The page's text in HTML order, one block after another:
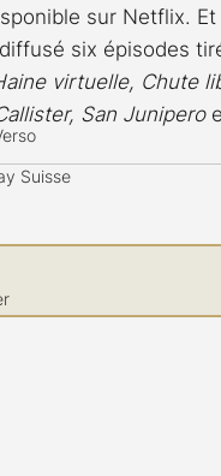
Suisse
sur Netflix.
six épisodes
virtuelle, Chute
San Junipero